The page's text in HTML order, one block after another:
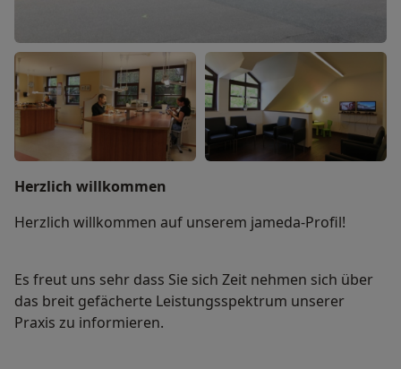
Herzlich willkommen
Herzlich willkommen auf unserem jameda-Profil!
Es freut uns sehr dass Sie sich Zeit nehmen sich über
das breit gefächerte Leistungsspektrum unserer
Praxis zu informieren.